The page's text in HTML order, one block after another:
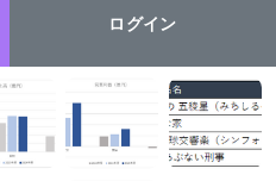
ログイン